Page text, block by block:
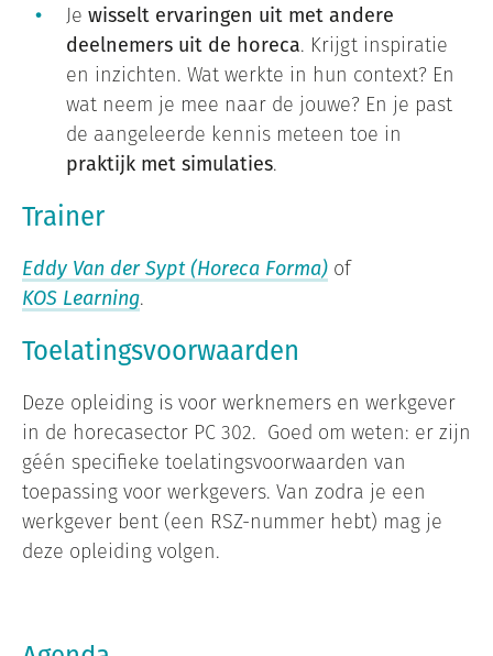
Je wisselt ervaringen uit met andere
deelnemers uit de horeca. Krijgt inspiratie
en inzichten. Wat werkte in hun context? En
wat neem je mee naar de jouwe? En je past
de aangeleerde kennis meteen toe in
praktijk met simulaties.
Trainer
Eddy Van der Sypt (Horeca Forma) of
KOS Learning.
Toelatingsvoorwaarden
Deze opleiding is voor werknemers en werkgever
in de horecasector PC 302. Goed om weten: er zijn
géén specifieke toelatingsvoorwaarden van
toepassing voor werkgevers. Van zodra je een
werkgever bent (een RSZ-nummer hebt) mag je
deze opleiding volgen.